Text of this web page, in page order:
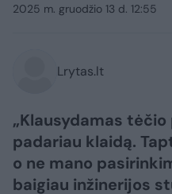
2025 m. gruodžio 13 d. 12:55
Lrytas.lt
„Klausydamas
padariau klaidą.
o ne mano
baigiau inžinerijos